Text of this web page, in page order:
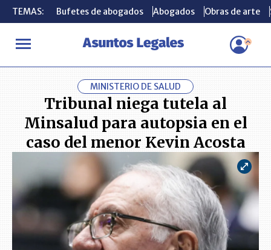
TEMAS: Bufetes de abogados Abogados Obras de arte
INICIO ACTUALIDAD Tribunal niega tutela al Minsalud para
TEMAS: Bufetes de abogados Abogados Obras de arte
MINISTERIO DE SALUD
Tribunal niega tutela al
Minsalud para autopsia en el
caso del menor Kevin Acosta